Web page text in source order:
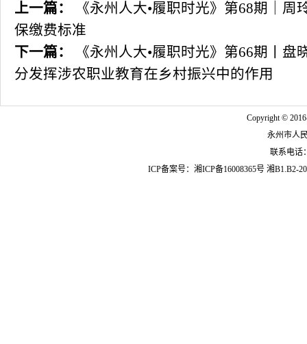
上一篇：
《永州人大•履职时光》第68期｜
保缴费标准
下一篇：
《永州人大•履职时光》第66期丨盘
分发挥涉农职业教育在乡村振兴中的作用
Copyright ©
永州市人
联系电话
ICP备案号： 湘ICP备16008365号 湘B1.B2-